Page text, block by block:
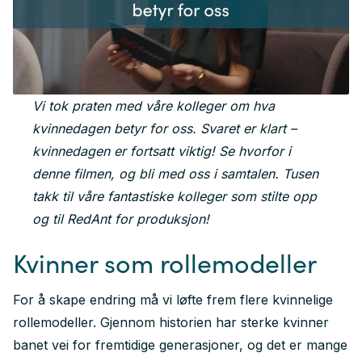
Vi tok praten med våre kolleger om hva
kvinnedagen betyr for oss. Svaret er klart –
kvinnedagen er fortsatt viktig! Se hvorfor i
denne filmen, og bli med oss i samtalen. Tusen
takk til våre fantastiske kolleger som stilte opp
og til RedAnt for produksjon!
Kvinner som rollemodeller
For å skape endring må vi løfte frem flere kvinnelige
rollemodeller. Gjennom historien har sterke kvinner
banet vei for fremtidige generasjoner, og det er mange